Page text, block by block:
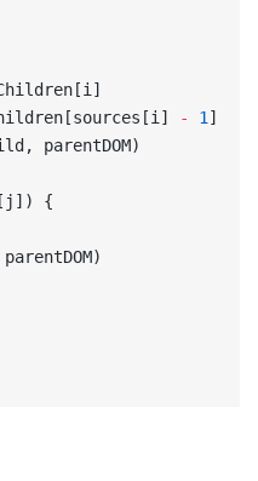
- 1 ]
parentDOM)
{